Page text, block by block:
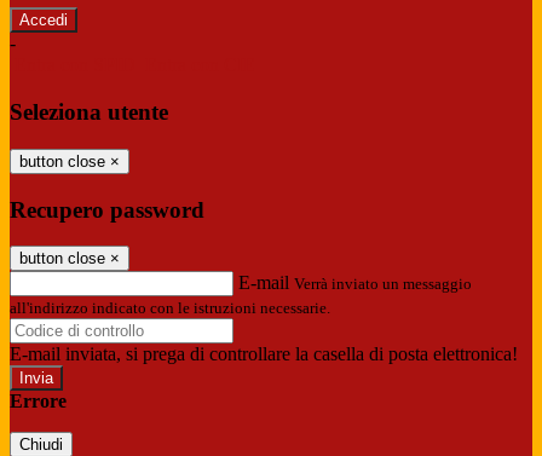
-
Seleziona utente
button close ×
Recupero password
button close ×
E-mail Verrà inviato un messaggio
all'indirizzo indicato con le istruzioni necessarie.
E-mail inviata, si prega di controllare la casella di posta elettronica!
Errore
Chiudi